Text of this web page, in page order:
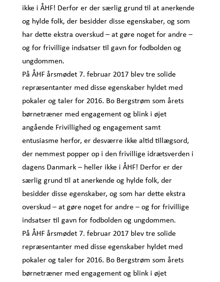
ikke i ÅHF! Derfor er der særlig grund til at anerkende
og hylde folk, der besidder disse egenskaber, og som
har dette ekstra overskud – at gøre noget for andre –
og for frivillige indsatser til gavn for fodbolden og
ungdommen.
På ÅHF årsmødet 7. februar 2017 blev tre solide
repræsentanter med disse egenskaber hyldet med
pokaler og taler for 2016. Bo Bergstrøm som årets
børnetræner med engagement og blink i øjet
angående Frivillighed og engagement samt
entusiasme herfor, er desværre ikke altid tillægsord,
der nemmest popper op i den frivillige idrætsverden i
dagens Danmark – heller ikke i ÅHF! Derfor er der
særlig grund til at anerkende og hylde folk, der
besidder disse egenskaber, og som har dette ekstra
overskud – at gøre noget for andre – og for frivillige
indsatser til gavn for fodbolden og ungdommen.
På ÅHF årsmødet 7. februar 2017 blev tre solide
repræsentanter med disse egenskaber hyldet med
pokaler og taler for 2016. Bo Bergstrøm som årets
børnetræner med engagement og blink i øjet